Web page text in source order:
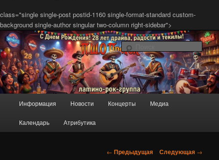
class="single single-post postid-1160 single-format-standard custom-
background single-author singular two-column right-sidebar">
Официальный сайт группы ПШО
ПроРок
Латино-рок-регги группа из Санкт-Петербурга Повстанческо-
Шаманский Оркестр ПроРок
Перейти
к
Информация Новости Концерты Медиа
Календарь Атрибутика
Навигация
← Предыдущая Следующая →